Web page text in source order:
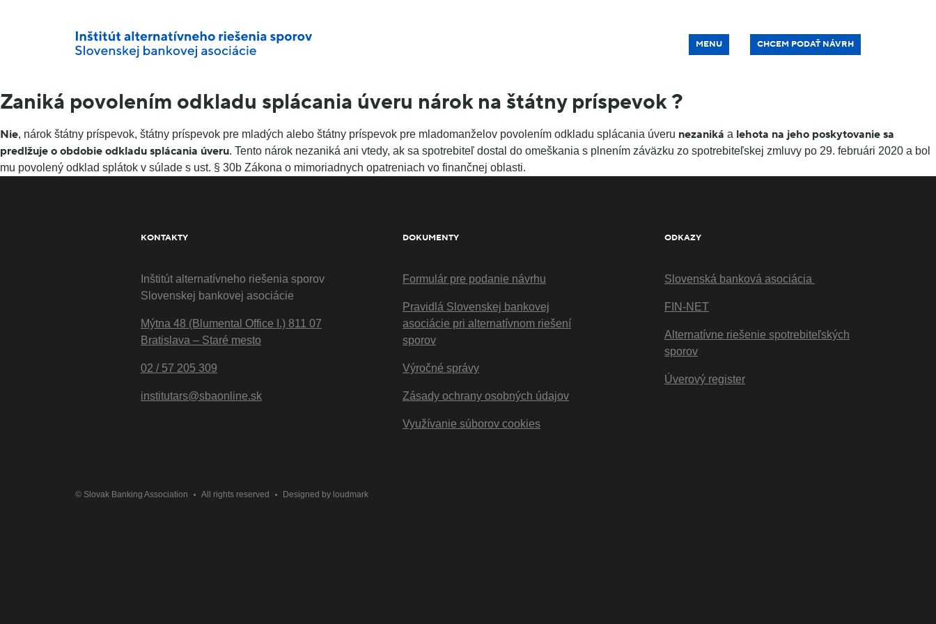
MENU CHCEM PODAŤ NÁVRH
Zaniká povolením odkladu splácania úveru nárok na štátny príspevok ?
Nie, nárok štátny príspevok, štátny príspevok pre mladých alebo štátny príspevok pre mladomanželov povolením odkladu splácania úveru nezaniká a lehota na jeho poskytovanie sa
predlžuje o obdobie odkladu splácania úveru. Tento nárok nezaniká ani vtedy, ak sa spotrebiteľ dostal do omeškania s plnením záväzku zo spotrebiteľskej zmluvy po 29. februári 2020 a bol
mu povolený odklad splátok v súlade s ust. § 30b Zákona o mimoriadnych opatreniach vo finančnej oblasti.
KONTAKTY
Inštitút alternatívneho riešenia sporov
Slovenskej bankovej asociácie
Mýtna 48 (Blumental Office I.) 811 07
Bratislava – Staré mesto
02 / 57 205 309
institutars@sbaonline.sk
DOKUMENTY
Formulár pre podanie návrhu
Pravidlá Slovenskej bankovej
asociácie pri alternatívnom riešení
sporov
Výročné správy
Zásady ochrany osobných údajov
Využívanie súborov cookies
ODKAZY
Slovenská banková asociácia
FIN-NET
Alternatívne riešenie spotrebiteľských
sporov
Úverový register
© Slovak Banking Association All rights reserved Designed by loudmark